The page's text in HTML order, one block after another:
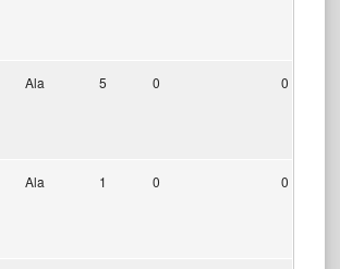
Ala 5 0 0
Ala 1 0 0